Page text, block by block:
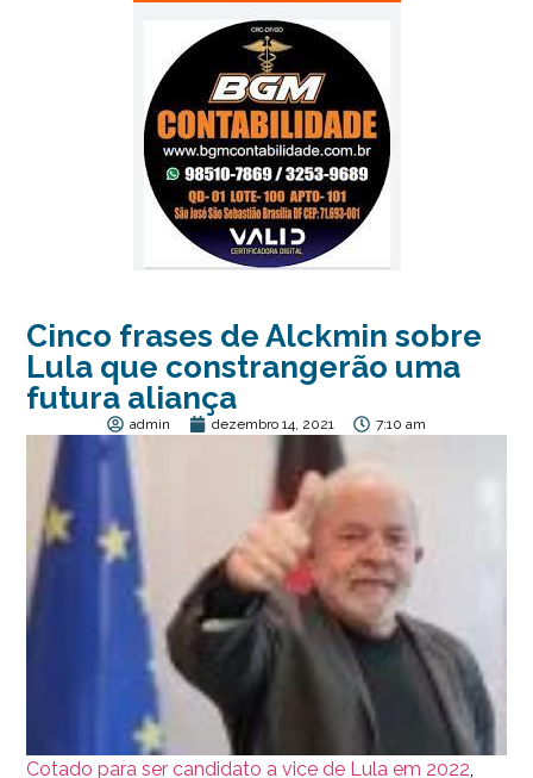
Cinco frases de Alckmin sobre
Lula que constrangerão uma
futura aliança
admin dezembro 14, 2021 7:10 am
Cotado para ser candidato a vice de Lula em 2022,